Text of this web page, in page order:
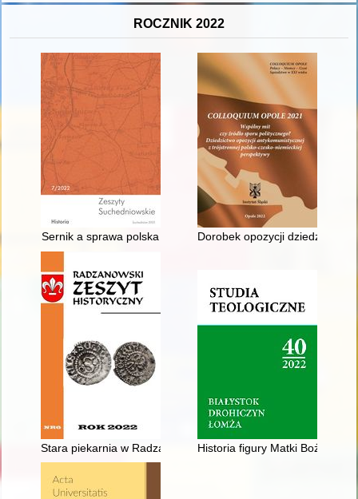
ROCZNIK 2022
Sernik a sprawa polska Dorobek opozycji
Stara piekarnia w Radzanowie Historia figury Matki Bożej w